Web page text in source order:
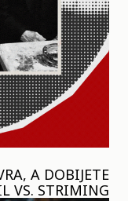
A DOBIJETE
VS. STRIMING